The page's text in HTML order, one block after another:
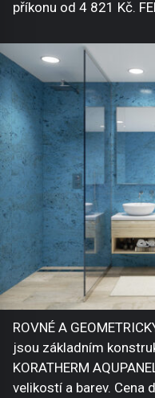
příkonu od 4 821 Kč.
ROVNÉ A
jsou základním
KORATHERM
velikostí a barev. Cena